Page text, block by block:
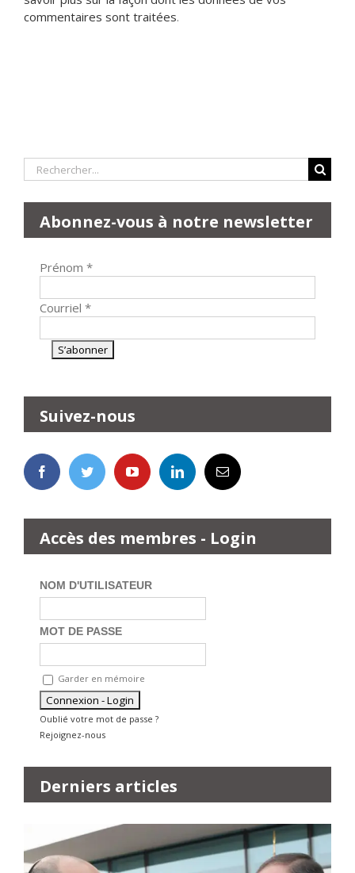
commentaires sont traitées.
Rechercher:
Abonnez-vous à notre newsletter
Prénom *
Courriel *
Suivez-nous
Accès des membres - Login
NOM D'UTILISATEUR
MOT DE PASSE
Garder en mémoire
Oublié votre mot de passe ?
Rejoignez-nous
Derniers articles